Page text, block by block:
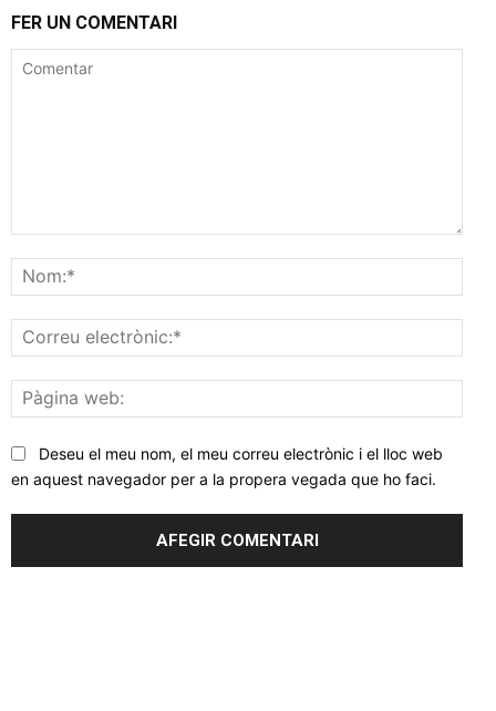
FER UN COMENTARI
web:
Deseu el meu nom, el meu correu electrònic i el lloc web
en aquest navegador per a la propera vegada que ho faci.